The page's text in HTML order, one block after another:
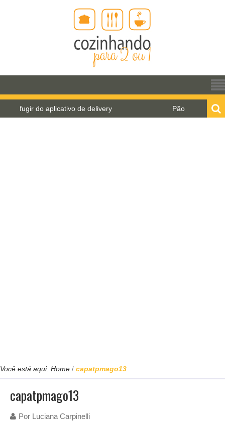
do aplicativo de delivery Pão de água para o
Você está aqui: Home / capatpmago13
capatpmago13
Por Luciana Carpinelli